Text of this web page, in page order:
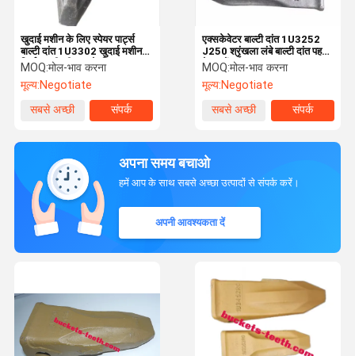
खुदाई मशीन के लिए स्पेयर पार्ट्स
बाल्टी दांत 1U3302 खुदाई मशीन
निर्माण मशीनरी भाग के लिए
MOQ:मोल-भाव करना
मूल्य:Negotiate
सबसे अच्छी
संपर्क
एक्सकेवेटर बाल्टी दांत 1U3252
J250 श्रृंखला लंबे बाल्टी दांत पहनने
के भागों
MOQ:मोल-भाव करना
मूल्य:Negotiate
सबसे अच्छी
संपर्क
अपना समय बचाओ
हमें आप के साथ सबसे अच्छा उत्पादों से संपर्क करें।
अपनी आवश्यकता दें